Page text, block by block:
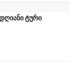
ტური